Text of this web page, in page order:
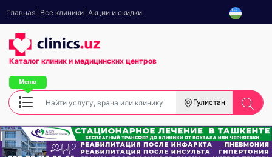
Главная Все клиники Акции и скидки
Каталог клиник и медицинских центров
Гулистан